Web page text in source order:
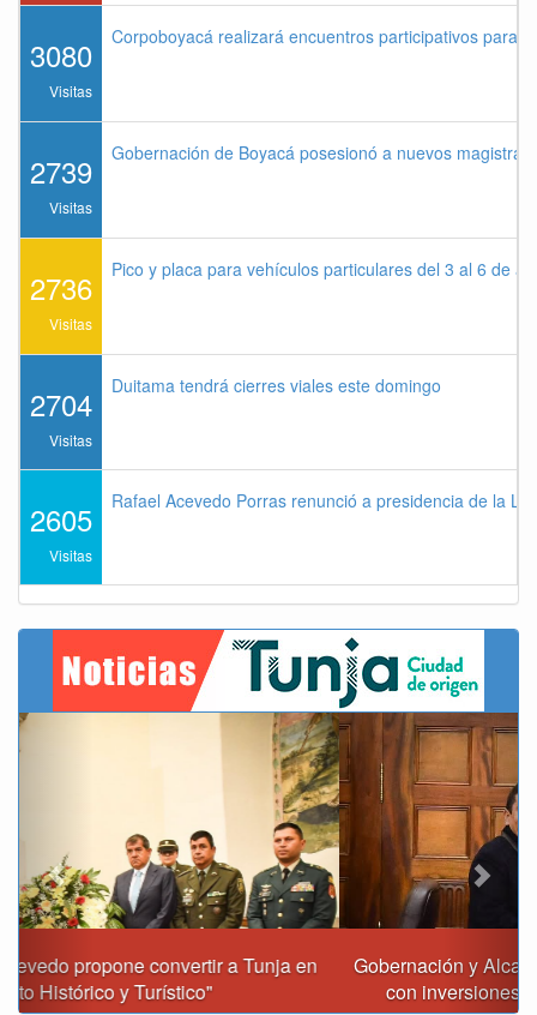
3080
Visitas
Corpoboyacá realizará encuentros participativos para
2739
Visitas
Gobernación de Boyacá posesionó a nuevos
2736
Visitas
Pico y placa para vehículos particulares del 3 al 6 de
2704
Visitas
Duitama tendrá cierres viales este domingo
2605
Visitas
Rafael Acevedo Porras renunció a presidencia de la
Gobernación y Alcaldía de Tunja revisan 120 proyectos
con inversiones superiores a $385.000 millones
Next